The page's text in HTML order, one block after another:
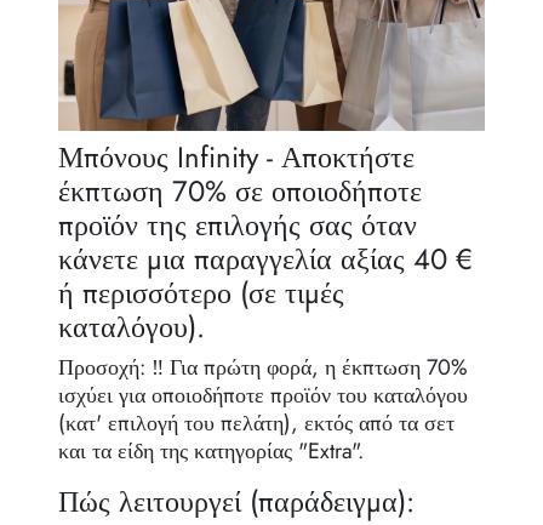
Μπόνους Infinity - Αποκτήστε
έκπτωση 70% σε οποιοδήποτε
προϊόν της επιλογής σας όταν
κάνετε μια παραγγελία αξίας 40 €
ή περισσότερο (σε τιμές
καταλόγου).
Προσοχή: ‼️ Για πρώτη φορά, η έκπτωση 70%
ισχύει για οποιοδήποτε προϊόν του καταλόγου
(κατ' επιλογή του πελάτη), εκτός από τα σετ
και τα είδη της κατηγορίας "Extra".
Πώς λειτουργεί (παράδειγμα):